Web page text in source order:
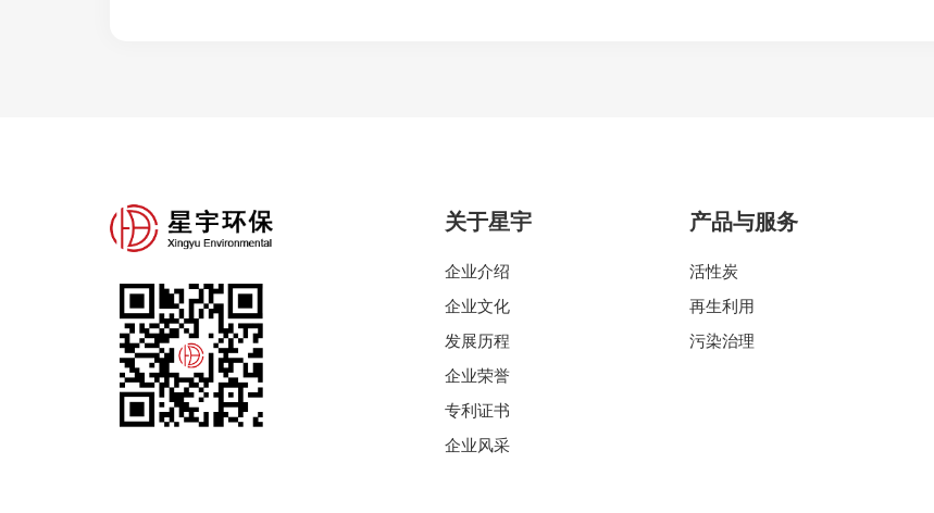
关于星宇
企业介绍
企业文化
发展历程
企业荣誉
专利证书
企业风采
产品与服务
活性炭
再生利用
污染治理